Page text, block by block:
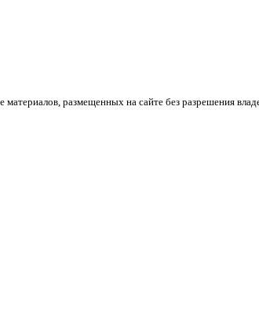
размещенных на сайте без разрешения